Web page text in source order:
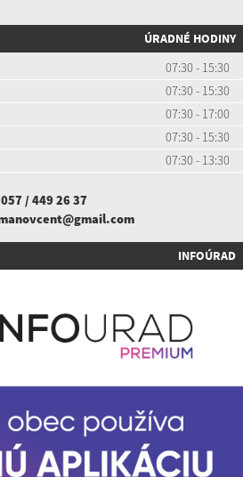
ÚRADNÉ HODINY
07:30 - 15:30
07:30 - 15:30
07:30 - 17:00
07:30 - 15:30
07:30 - 13:30
057 / 449 26 37
INFOÚRAD